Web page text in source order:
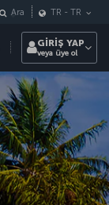
Ara TR - TR
GİRİŞ YAP
veya üye ol